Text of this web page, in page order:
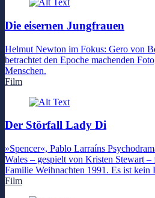
Die eisernen Jungfrauen
Helmut Newton im Fokus: Gero von
betrachtet den Epoche machenden
Menschen.
Film
Der Störfall Lady Di
»Spencer«, Pablo Larraíns
Wales – gespielt von Kristen Stewart
Familie Weihnachten 1991. Es ist kein
Film